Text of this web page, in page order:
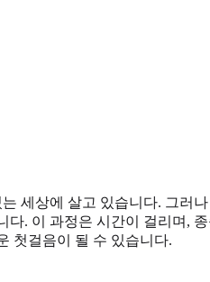
세상에 살고 있습니다. 그러
. 이 과정은 시간이 걸리며,
첫걸음이 될 수 있습니다.